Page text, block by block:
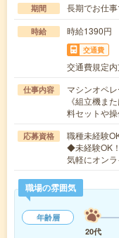
期間 長期でお仕
時給 時給1390円
交通費
交通費規定
仕事内容
マシンオペ
《組立機ま
料セットや
応募資格
職種未経験
◆未経験OK
気軽にオン
職場の雰囲気
年齢層
20代